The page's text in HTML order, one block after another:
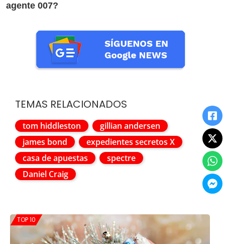
agente 007?
TEMAS RELACIONADOS
tom hiddleston
gillian andersen
james bond
expedientes secretos X
casa de apuestas
spectre
Daniel Craig
TOP 10